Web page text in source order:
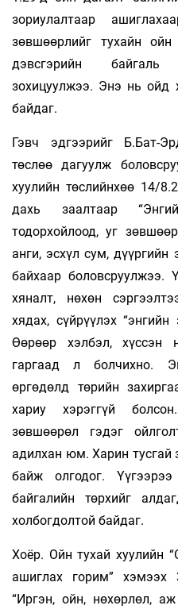
зориулалтаар
зөвшөөрлийг тухайн
дэвсгэрийн байгаль
зохицуулжээ. Энэ нь ойд
байдаг.
Гэвч эдгээрийг Б.Бат-
төслөө дагуулж
хуулийн төслийнхөө 14/
дахь заалтаар
тодорхойлоод, уг
анги, эсхүл сум,
байхаар боловсруулжээ.
хяналт, нөхөн
хядах, сүйрүүлэх
Өөрөөр хэлбэл, хүссэн
гаргаад л болчихно.
өргөдөлд төрийн
хариу хэрэггүй
зөвшөөрөл гэдэг
адилхан юм. Харин тусгай
байж олгодог.
байгалийн төрхийг
холбогдолтой байдаг.
Хоёр. Ойн тухай хуулийн
ашиглах горим” хэмээх
“Иргэн, ойн, нөхөрлөл,